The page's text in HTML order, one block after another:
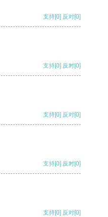
支持[0] 反对[0]
支持[0] 反对[0]
支持[0] 反对[0]
支持[0] 反对[0]
支持[0] 反对[0]